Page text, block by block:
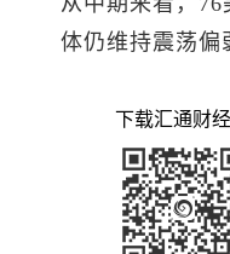
体仍维持震荡偏
下载汇通财